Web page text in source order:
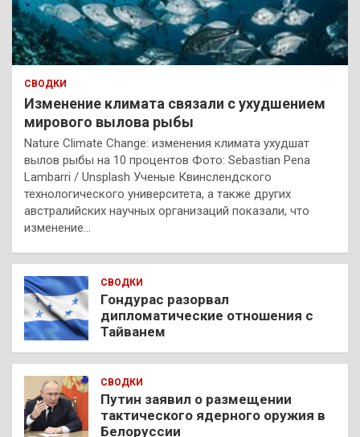
СВОДКИ
Изменение климата связали с ухудшением
мирового вылова рыбы
Nature Climate Change: изменения климата ухудшат
вылов рыбы на 10 процентов Фото: Sebastian Pena
Lambarri / Unsplash Ученые Квинслендского
технологического университета, а также других
австралийских научных организаций показали, что
изменение…
СВОДКИ
Гондурас разорвал
дипломатические отношения с
Тайванем
СВОДКИ
Путин заявил о размещении
тактического ядерного оружия в
Белоруссии